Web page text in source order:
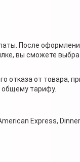
После
вы сможете
отказа от товара,
общему тарифу.
Express,